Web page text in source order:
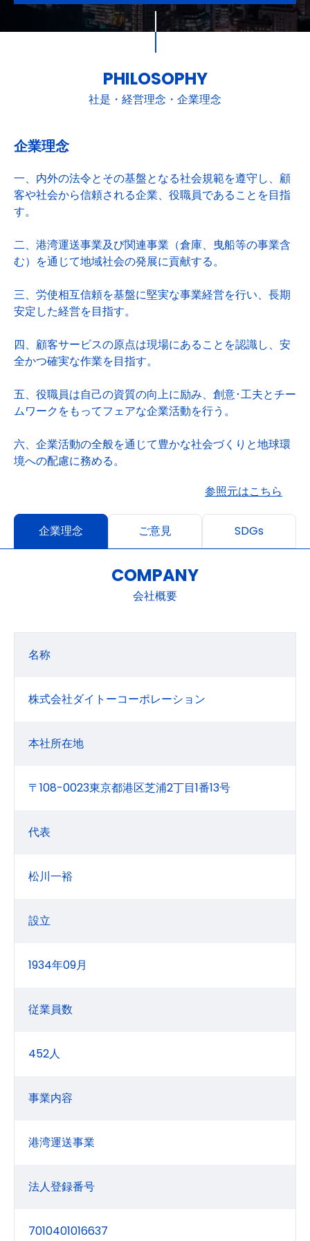
PHILOSOPHY
社是・経営理念・企業理念
企業理念
一、内外の法令とその基盤となる社会規範を遵守し、顧
客や社会から信頼される企業、役職員であることを目指
す。
二、港湾運送事業及び関連事業（倉庫、曳船等の事業含
む）を通じて地域社会の発展に貢献する。
三、労使相互信頼を基盤に堅実な事業経営を行い、長期
安定した経営を目指す。
四、顧客サービスの原点は現場にあることを認識し、安
全かつ確実な作業を目指す。
五、役職員は自己の資質の向上に励み、創意･工夫とチー
ムワークをもってフェアな企業活動を行う。
六、企業活動の全般を通じて豊かな社会づくりと地球環
境への配慮に務める。
参照元はこちら
企業理念 ご意見 SDGs
COMPANY
会社概要
名称
株式会社ダイトーコーポレーション
本社所在地
〒108-0023東京都港区芝浦2丁目1番13号
代表
松川一裕
設立
1934年09月
従業員数
452人
事業内容
港湾運送事業
法人登録番号
7010401016637